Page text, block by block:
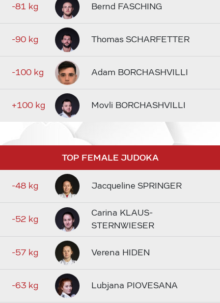
-81 kg Bernd FASCHING
-90 kg Thomas SCHARFETTER
-100 kg Adam BORCHASHVILLI
+100 kg Movli BORCHASHVILLI
TOP FEMALE JUDOKA
-48 kg Jacqueline SPRINGER
-52 kg
Carina KLAUS-
STERNWIESER
-57 kg Verena HIDEN
-63 kg Lubjana PIOVESANA